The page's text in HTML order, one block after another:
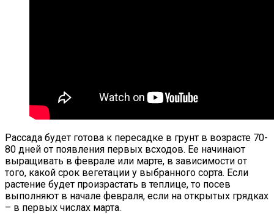
Рассада будет готова к пересадке в грунт в возрасте 70-
80 дней от появления первых всходов. Ее начинают
выращивать в феврале или марте, в зависимости от
того, какой срок вегетации у выбранного сорта. Если
растение будет произрастать в теплице, то посев
выполняют в начале февраля, если на открытых грядках
– в первых числах марта.